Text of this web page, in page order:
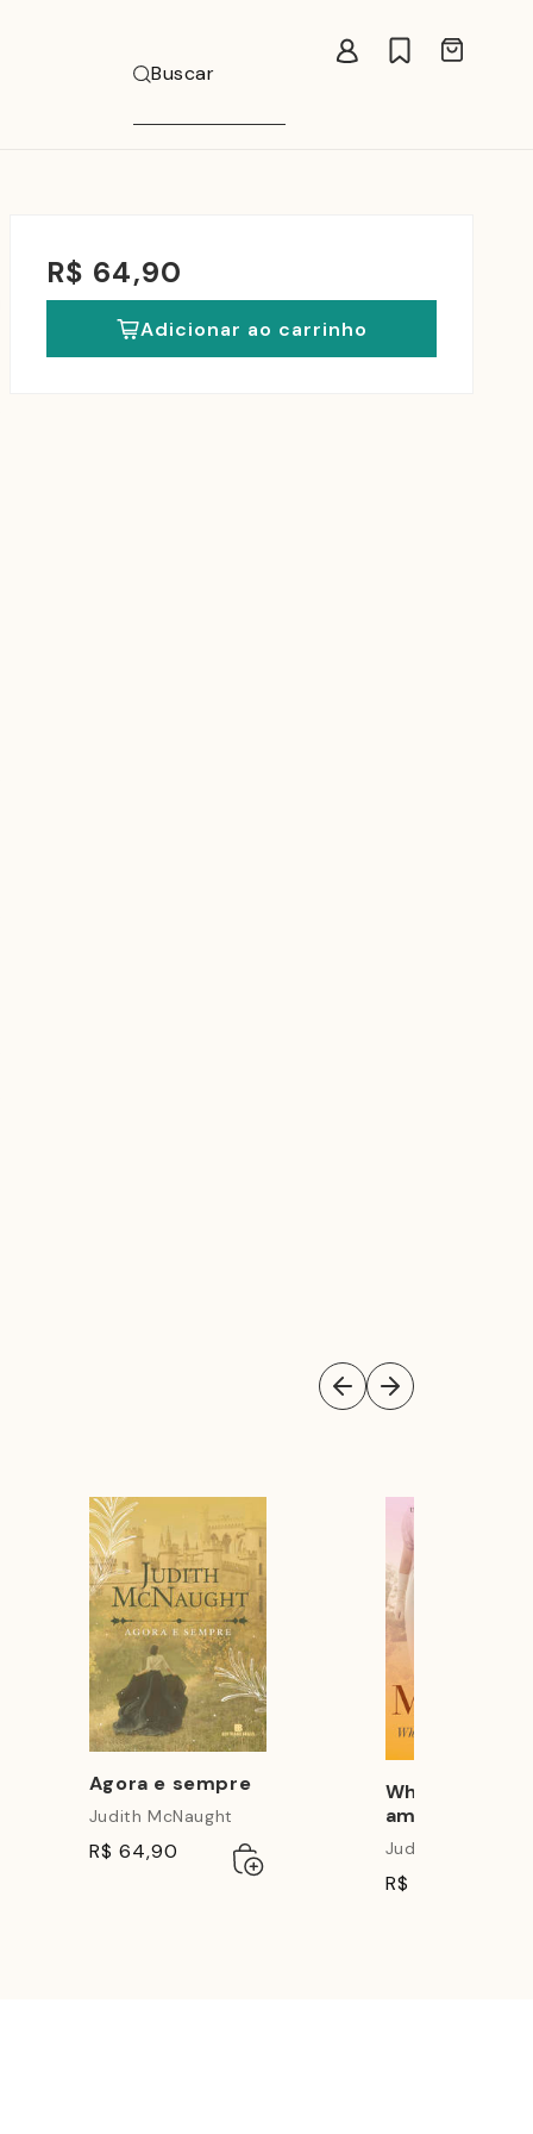
Buscar
Carrinho
R$ 64,90
Adicionar ao carrinho
Agora e sempre
Judith McNaught
R$ 64,90
Adicionar
ao
Esgotado
Whitney, meu
amor
Judith McNaught
R$ 79,90